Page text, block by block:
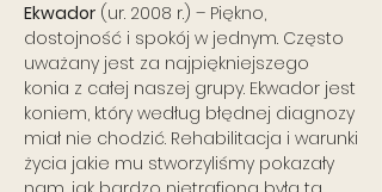
Ekwador (ur. 2008 r.) – Piękno,
dostojność i spokój w jednym. Często
uważany jest za najpiękniejszego
konia z całej naszej grupy. Ekwador jest
koniem, który według błędnej diagnozy
miał nie chodzić. Rehabilitacja i warunki
życia jakie mu stworzyliśmy pokazały